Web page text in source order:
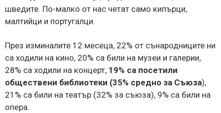
шведите. По-малко от нас четат само кипърци,
малтийци и португалци.
През изминалите 12 месеца, 22% от сънародниците ни
са ходили на кино, 20% са били на музеи и галерии,
28% са ходили на концерт, 19% са посетили
обществени библиотеки (35% средно за Съюза),
21% са били на театър (32% за съюза), 9% са били на
опера.